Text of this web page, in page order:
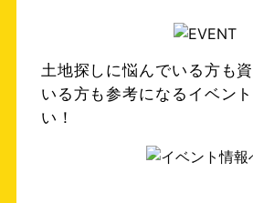
土地探しに悩んでいる方も
いる方も参考になるイベン
い！